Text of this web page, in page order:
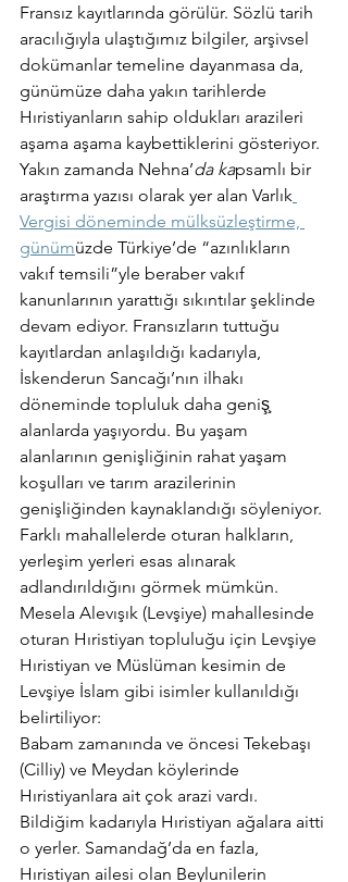
Fransız kayıtlarında görülür. Sözlü tarih
aracılığıyla ulaştığımız bilgiler, arşivsel
dokümanlar temeline dayanmasa da,
günümüze daha yakın tarihlerde
Hıristiyanların sahip oldukları arazileri
aşama aşama kaybettiklerini gösteriyor.
Yakın zamanda Nehna’da kapsamlı bir
araştırma yazısı olarak yer alan Varlık
Vergisi döneminde mülksüzleştirme,
günümüzde Türkiye’de “azınlıkların
vakıf temsili”yle beraber vakıf
kanunlarının yarattığı sıkıntılar şeklinde
devam ediyor. Fransızların tuttuğu
kayıtlardan anlaşıldığı kadarıyla,
İskenderun Sancağı’nın ilhakı
döneminde topluluk daha geniş̧
alanlarda yaşıyordu. Bu yaşam
alanlarının genişliğinin rahat yaşam
koşulları ve tarım arazilerinin
genişliğinden kaynaklandığı söyleniyor.
Farklı mahallelerde oturan halkların,
yerleşim yerleri esas alınarak
adlandırıldığını görmek mümkün.
Mesela Alevışık (Levşiye) mahallesinde
oturan Hıristiyan topluluğu için Levşiye
Hıristiyan ve Müslüman kesimin de
Levşiye İslam gibi isimler kullanıldığı
belirtiliyor:
Babam zamanında ve öncesi Tekebaşı
(Cilliy) ve Meydan köylerinde
Hıristiyanlara ait çok arazi vardı.
Bildiğim kadarıyla Hıristiyan ağalara aitti
o yerler. Samandağ’da en fazla,
Hıristiyan ailesi olan Beylunilerin